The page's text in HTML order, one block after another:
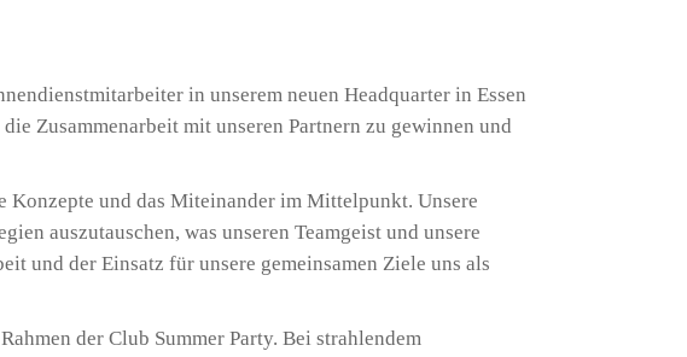
in unserem neuen Headquarter in Essen
Zusammenarbeit mit unseren Partnern zu gewinnen und
und das Miteinander im Mittelpunkt. Unsere
auszutauschen, was unseren Teamgeist und unsere
und der Einsatz für unsere gemeinsamen Ziele uns als
der Club Summer Party. Bei strahlendem